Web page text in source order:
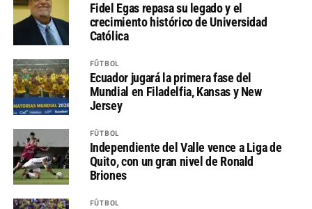
Fidel Egas repasa su legado y el
crecimiento histórico de Universidad
Católica
FÚTBOL
Ecuador jugará la primera fase del
Mundial en Filadelfia, Kansas y New
Jersey
FÚTBOL
Independiente del Valle vence a Liga de
Quito, con un gran nivel de Ronald
Briones
FÚTBOL